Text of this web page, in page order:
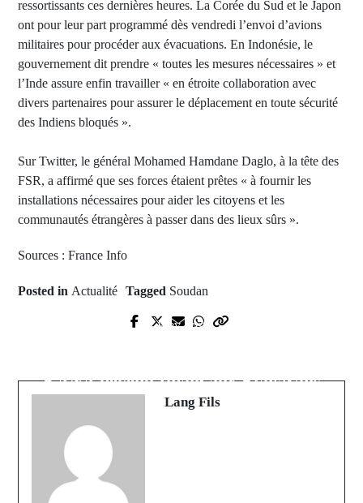
ressortissants ces dernières heures. La Corée du Sud et le Japon
ont pour leur part programmé dès vendredi l’envoi d’avions
militaires pour procéder aux évacuations. En Indonésie, le
gouvernement dit prendre « toutes les mesures nécessaires » et
l’Inde assure enfin travailler « en étroite collaboration avec
divers partenaires pour assurer le déplacement en toute sécurité
des Indiens bloqués ».
Sur Twitter, le général Mohamed Hamdane Daglo, à la tête des
FSR, a affirmé que ses forces étaient prêtes « à fournir les
installations nécessaires pour aider les citoyens et les
communautés étrangères à passer dans des lieux sûrs ».
Sources : France Info
Posted in Actualité Tagged Soudan
Prev Post
KANA devenu Imam aux Etats Unis
Lang Fils